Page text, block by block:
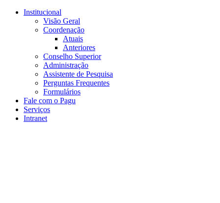
Conteúdo principal
Institucional
Visão Geral
Coordenação
Atuais
Anteriores
Conselho Superior
Administração
Assistente de Pesquisa
Perguntas Frequentes
Formulários
Fale com o Pagu
Serviços
Intranet